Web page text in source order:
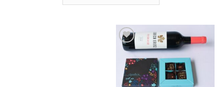
Add to
wishlist